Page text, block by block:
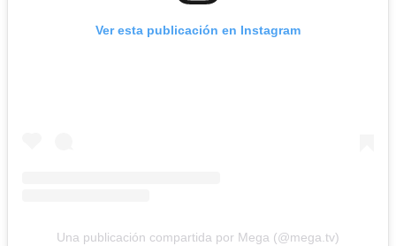
Ver esta publicación en Instagram
Una publicación compartida por Mega (@mega.tv)